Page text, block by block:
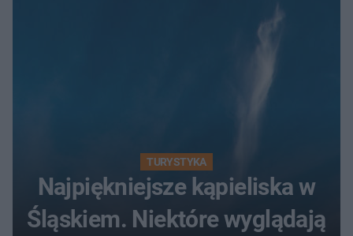
TURYSTYKA
Najpiękniejsze kąpieliska w
Śląskiem. Niektóre wyglądają